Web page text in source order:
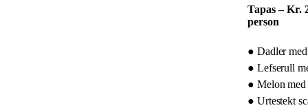
Tapas – Kr.
person
● Dadler
● Lefserull
● Melon med
● Urtestekt